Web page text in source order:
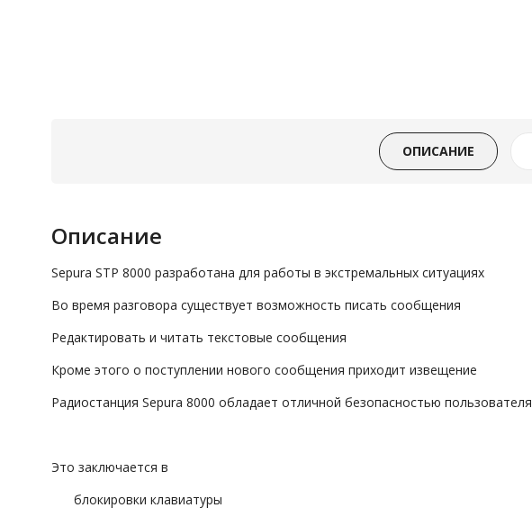
ОПИСАНИЕ
Описание
Sepura STP 8000 разработана для работы в экстремальных ситуациях
Во время разговора существует возможность писать сообщения
Редактировать и читать текстовые сообщения
Кроме этого о поступлении нового сообщения приходит извещение
Радиостанция Sepura 8000 обладает отличной безопасностью пользователя
Это заключается в
блокировки клавиатуры